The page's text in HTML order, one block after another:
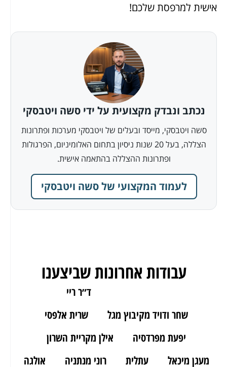
אישית למרפסת שלכם!
נכתב ונבדק מקצועית על ידי סשה ויטבסקי
סשה ויטבסקי, מייסד ובעלים של ויטבסקי מערכות ופתרונות
הצללה, בעל 20 שנות ניסיון בתחום האלומיניום, הפרגולות
ופתרונות ההצללה בהתאמה אישית.
לעמוד המקצועי של סשה ויטבסקי
עבודות אחרונות שביצענו
ד״ר ריי
שחר ודויד מקיבוץ מגל
שרית אלפסי
יפעת מפרדסיה
אילן מקריית השרון
מעגן מיכאל
עתלית רוני מנתניה
אולגה